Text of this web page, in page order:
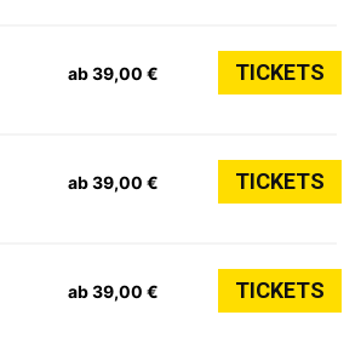
ab 39,00 € TICKETS
ab 39,00 € TICKETS
ab 39,00 € TICKETS